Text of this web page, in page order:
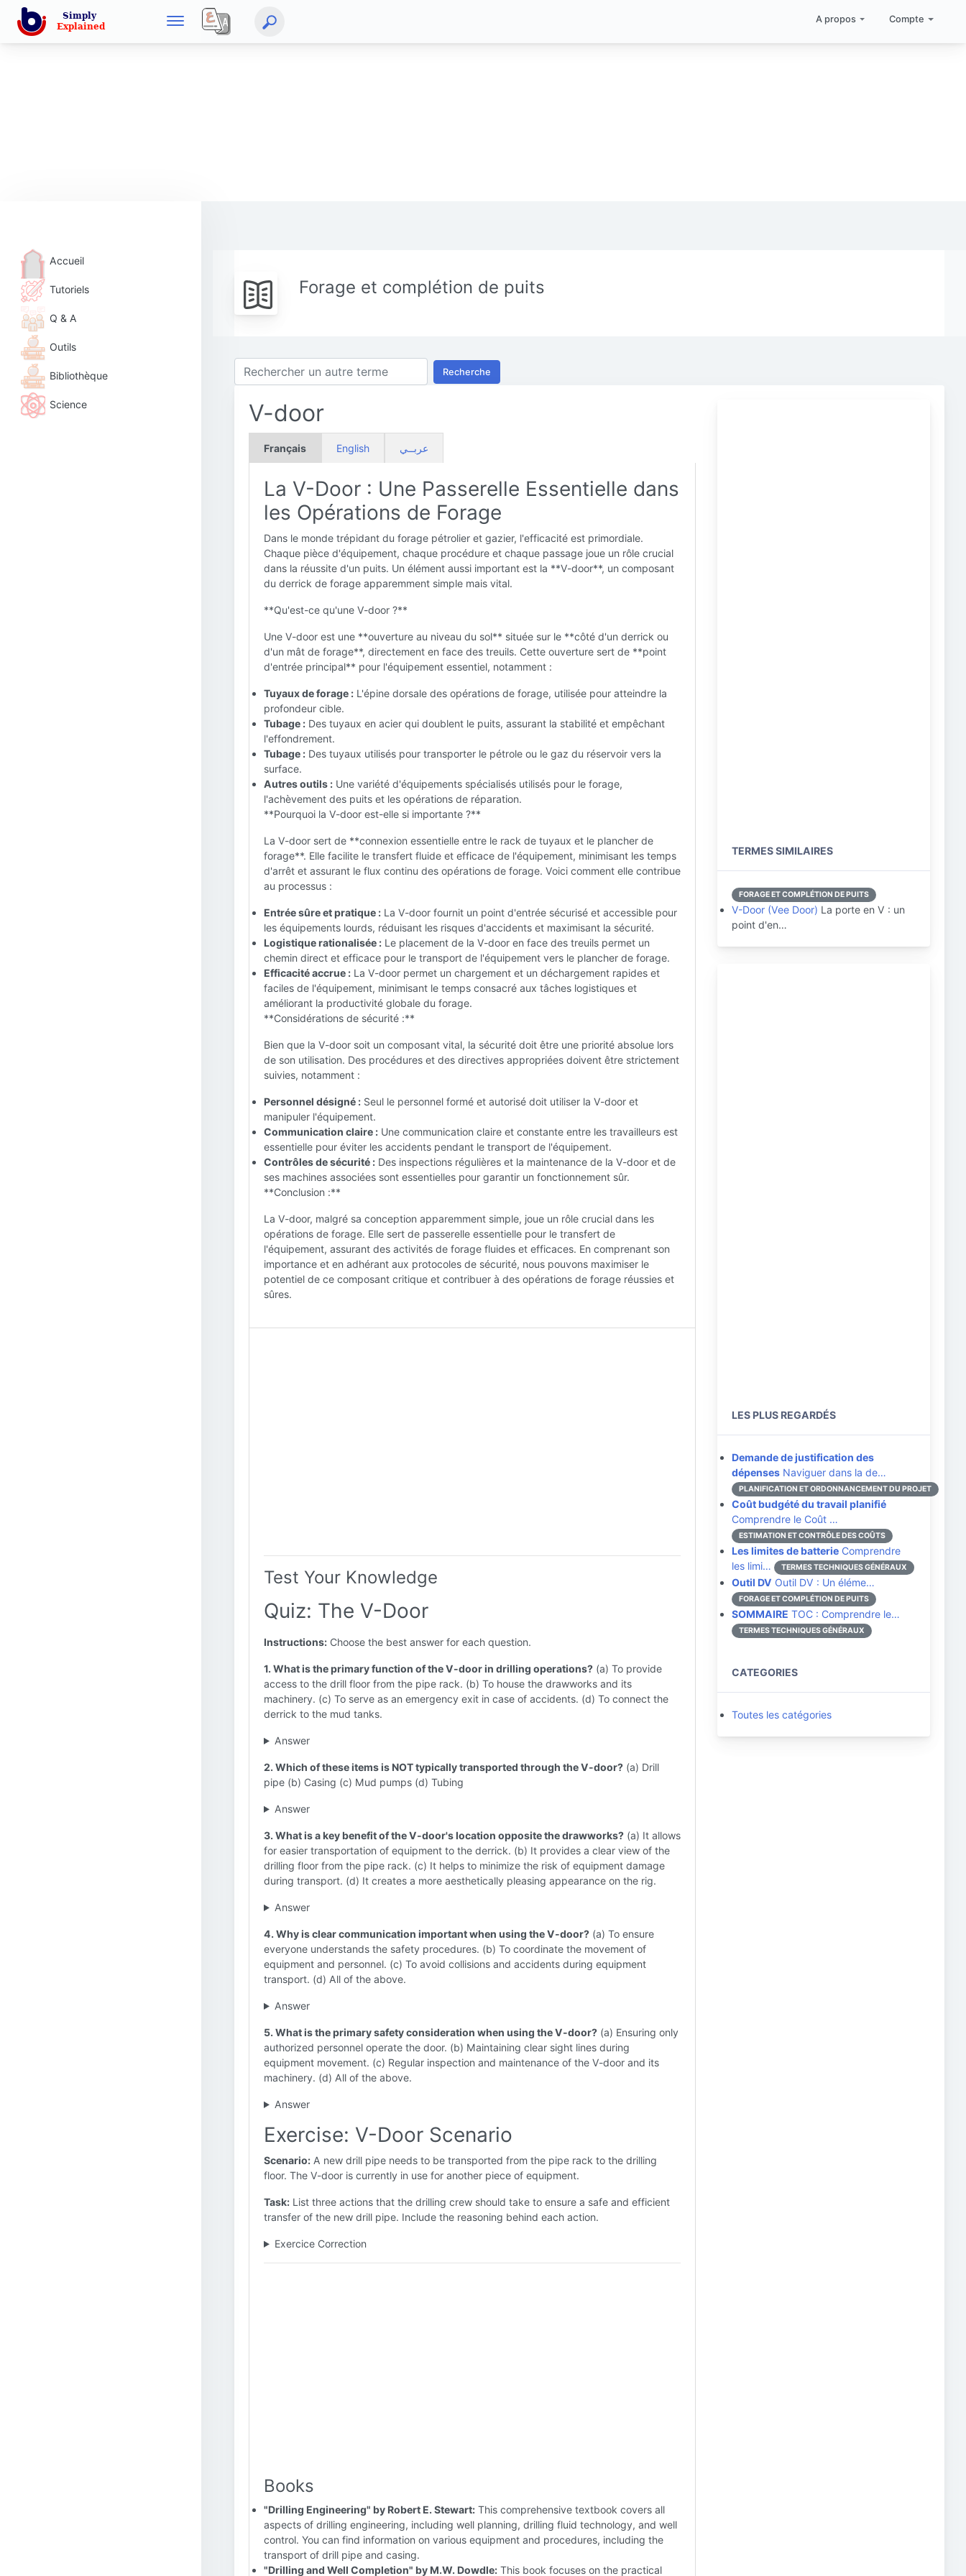
A propos Compte
Accueil
Tutoriels
Q & A
Outils
Bibliothèque
Science
Forage et complétion de puits
Recherche
V-door
Français English عربــي
La V-Door : Une Passerelle Essentielle dans
les Opérations de Forage
Dans le monde trépidant du forage pétrolier et gazier, l'efficacité est primordiale.
Chaque pièce d'équipement, chaque procédure et chaque passage joue un rôle crucial
dans la réussite d'un puits. Un élément aussi important est la **V-door**, un composant
du derrick de forage apparemment simple mais vital.
**Qu'est-ce qu'une V-door ?**
Une V-door est une **ouverture au niveau du sol** située sur le **côté d'un derrick ou
d'un mât de forage**, directement en face des treuils. Cette ouverture sert de **point
d'entrée principal** pour l'équipement essentiel, notamment :
Tuyaux de forage : L'épine dorsale des opérations de forage, utilisée pour atteindre la
profondeur cible.
Tubage : Des tuyaux en acier qui doublent le puits, assurant la stabilité et empêchant
l'effondrement.
Tubage : Des tuyaux utilisés pour transporter le pétrole ou le gaz du réservoir vers la
surface.
Autres outils : Une variété d'équipements spécialisés utilisés pour le forage,
l'achèvement des puits et les opérations de réparation.
**Pourquoi la V-door est-elle si importante ?**
La V-door sert de **connexion essentielle entre le rack de tuyaux et le plancher de
forage**. Elle facilite le transfert fluide et efficace de l'équipement, minimisant les temps
d'arrêt et assurant le flux continu des opérations de forage. Voici comment elle contribue
au processus :
Entrée sûre et pratique : La V-door fournit un point d'entrée sécurisé et accessible pour
les équipements lourds, réduisant les risques d'accidents et maximisant la sécurité.
Logistique rationalisée : Le placement de la V-door en face des treuils permet un
chemin direct et efficace pour le transport de l'équipement vers le plancher de forage.
Efficacité accrue : La V-door permet un chargement et un déchargement rapides et
faciles de l'équipement, minimisant le temps consacré aux tâches logistiques et
améliorant la productivité globale du forage.
**Considérations de sécurité :**
Bien que la V-door soit un composant vital, la sécurité doit être une priorité absolue lors
de son utilisation. Des procédures et des directives appropriées doivent être strictement
suivies, notamment :
Personnel désigné : Seul le personnel formé et autorisé doit utiliser la V-door et
manipuler l'équipement.
Communication claire : Une communication claire et constante entre les travailleurs est
essentielle pour éviter les accidents pendant le transport de l'équipement.
Contrôles de sécurité : Des inspections régulières et la maintenance de la V-door et de
ses machines associées sont essentielles pour garantir un fonctionnement sûr.
**Conclusion :**
La V-door, malgré sa conception apparemment simple, joue un rôle crucial dans les
opérations de forage. Elle sert de passerelle essentielle pour le transfert de
l'équipement, assurant des activités de forage fluides et efficaces. En comprenant son
importance et en adhérant aux protocoles de sécurité, nous pouvons maximiser le
potentiel de ce composant critique et contribuer à des opérations de forage réussies et
sûres.
Test Your Knowledge
Quiz: The V-Door
Instructions: Choose the best answer for each question.
1. What is the primary function of the V-door in drilling operations? (a) To provide
access to the drill floor from the pipe rack. (b) To house the drawworks and its
machinery. (c) To serve as an emergency exit in case of accidents. (d) To connect the
derrick to the mud tanks.
Answer
2. Which of these items is NOT typically transported through the V-door? (a) Drill
pipe (b) Casing (c) Mud pumps (d) Tubing
Answer
3. What is a key benefit of the V-door's location opposite the drawworks? (a) It allows
for easier transportation of equipment to the derrick. (b) It provides a clear view of the
drilling floor from the pipe rack. (c) It helps to minimize the risk of equipment damage
during transport. (d) It creates a more aesthetically pleasing appearance on the rig.
Answer
4. Why is clear communication important when using the V-door? (a) To ensure
everyone understands the safety procedures. (b) To coordinate the movement of
equipment and personnel. (c) To avoid collisions and accidents during equipment
transport. (d) All of the above.
Answer
5. What is the primary safety consideration when using the V-door? (a) Ensuring only
authorized personnel operate the door. (b) Maintaining clear sight lines during
equipment movement. (c) Regular inspection and maintenance of the V-door and its
machinery. (d) All of the above.
Answer
Exercise: V-Door Scenario
Scenario: A new drill pipe needs to be transported from the pipe rack to the drilling
floor. The V-door is currently in use for another piece of equipment.
Task: List three actions that the drilling crew should take to ensure a safe and efficient
transfer of the new drill pipe. Include the reasoning behind each action.
Exercice Correction
Books
"Drilling Engineering" by Robert E. Stewart: This comprehensive textbook covers all
aspects of drilling engineering, including well planning, drilling fluid technology, and well
control. You can find information on various equipment and procedures, including the
transport of drill pipe and casing.
"Drilling and Well Completion" by M.W. Dowdle: This book focuses on the practical
TERMES SIMILAIRES
FORAGE ET COMPLÉTION DE PUITS
V-Door (Vee Door) La porte en V : un
point d'en…
LES PLUS REGARDÉS
Demande de justification des
dépenses Naviguer dans la de…
PLANIFICATION ET ORDONNANCEMENT DU PROJET
Coût budgété du travail planifié
Comprendre le Coût …
ESTIMATION ET CONTRÔLE DES COÛTS
Les limites de batterie Comprendre
les limi…
TERMES TECHNIQUES GÉNÉRAUX
Outil DV Outil DV : Un éléme…
FORAGE ET COMPLÉTION DE PUITS
SOMMAIRE TOC : Comprendre le…
TERMES TECHNIQUES GÉNÉRAUX
CATEGORIES
Toutes les catégories